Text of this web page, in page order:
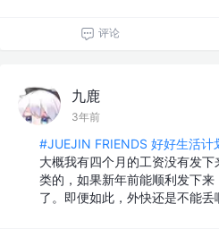
评论
九鹿
3年前
#JUEJIN FRIENDS 好好生活计
大概我有四个月的工资没有发
类的，如果新年前能顺利发下
了。即便如此，外快还是不能丢